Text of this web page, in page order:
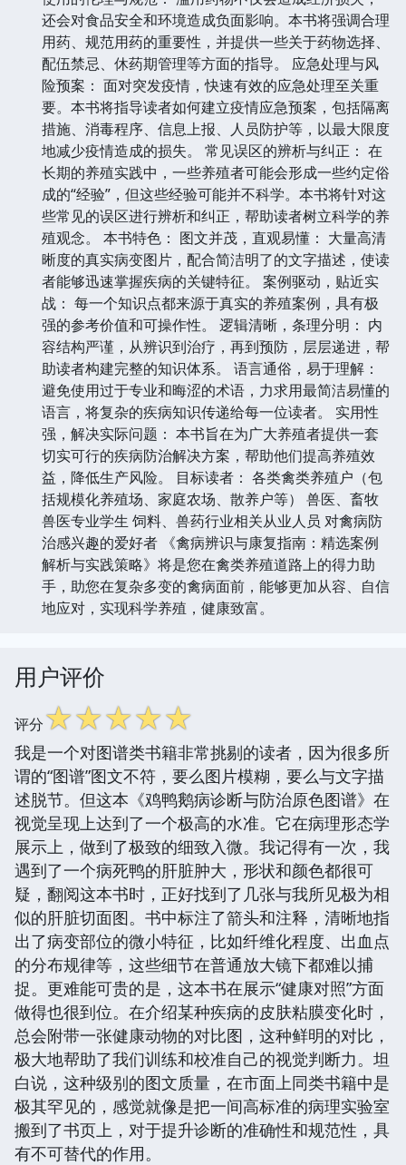
还会对食品安全和环境造成负面影响。本书将强调合理
用药、规范用药的重要性，并提供一些关于药物选择、
配伍禁忌、休药期管理等方面的指导。 应急处理与风
险预案： 面对突发疫情，快速有效的应急处理至关重
要。本书将指导读者如何建立疫情应急预案，包括隔离
措施、消毒程序、信息上报、人员防护等，以最大限度
地减少疫情造成的损失。 常见误区的辨析与纠正： 在
长期的养殖实践中，一些养殖者可能会形成一些约定俗
成的“经验”，但这些经验可能并不科学。本书将针对这
些常见的误区进行辨析和纠正，帮助读者树立科学的养
殖观念。 本书特色： 图文并茂，直观易懂： 大量高清
晰度的真实病变图片，配合简洁明了的文字描述，使读
者能够迅速掌握疾病的关键特征。 案例驱动，贴近实
战： 每一个知识点都来源于真实的养殖案例，具有极
强的参考价值和可操作性。 逻辑清晰，条理分明： 内
容结构严谨，从辨识到治疗，再到预防，层层递进，帮
助读者构建完整的知识体系。 语言通俗，易于理解：
避免使用过于专业和晦涩的术语，力求用最简洁易懂的
语言，将复杂的疾病知识传递给每一位读者。 实用性
强，解决实际问题： 本书旨在为广大养殖者提供一套
切实可行的疾病防治解决方案，帮助他们提高养殖效
益，降低生产风险。 目标读者： 各类禽类养殖户（包
括规模化养殖场、家庭农场、散养户等） 兽医、畜牧
兽医专业学生 饲料、兽药行业相关从业人员 对禽病防
治感兴趣的爱好者 《禽病辨识与康复指南：精选案例
解析与实践策略》将是您在禽类养殖道路上的得力助
手，助您在复杂多变的禽病面前，能够更加从容、自信
地应对，实现科学养殖，健康致富。
用户评价
评分☆☆☆☆☆
我是一个对图谱类书籍非常挑剔的读者，因为很多所
谓的“图谱”图文不符，要么图片模糊，要么与文字描
述脱节。但这本《鸡鸭鹅病诊断与防治原色图谱》在
视觉呈现上达到了一个极高的水准。它在病理形态学
展示上，做到了极致的细致入微。我记得有一次，我
遇到了一个病死鸭的肝脏肿大，形状和颜色都很可
疑，翻阅这本书时，正好找到了几张与我所见极为相
似的肝脏切面图。书中标注了箭头和注释，清晰地指
出了病变部位的微小特征，比如纤维化程度、出血点
的分布规律等，这些细节在普通放大镜下都难以捕
捉。更难能可贵的是，这本书在展示“健康对照”方面
做得也很到位。在介绍某种疾病的皮肤粘膜变化时，
总会附带一张健康动物的对比图，这种鲜明的对比，
极大地帮助了我们训练和校准自己的视觉判断力。坦
白说，这种级别的图文质量，在市面上同类书籍中是
极其罕见的，感觉就像是把一间高标准的病理实验室
搬到了书页上，对于提升诊断的准确性和规范性，具
有不可替代的作用。